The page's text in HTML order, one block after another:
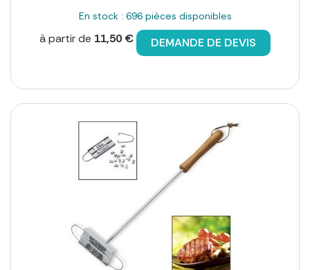
En stock : 696 pièces disponibles
à partir de 11,50 € DEMANDE DE DEVIS